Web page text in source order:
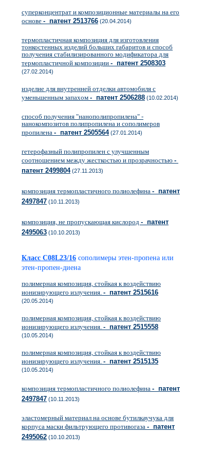
суперконцентрат и композиционные материалы на его
основе - патент 2513766 (20.04.2014)
термопластичная композиция для изготовления
тонкостенных изделий больших габаритов и способ
получения стабилизированного модификатора для
термопластичной композиции - патент 2508303
(27.02.2014)
изделие для внутренней отделки автомобиля с
уменьшенным запахом - патент 2506288 (10.02.2014)
способ получения "нанополипропилена" -
нанокомпозитов полипропилена и сополимеров
пропилена - патент 2505564(27.01.2014)
гетерофазный полипропилен с улучшенным
соотношением между жесткостью и прозрачностью -
патент 2499804(27.11.2013)
композиция термопластичного полиолефина - патент
2497847 (10.11.2013)
композиция, не пропускающая кислород - патент
2495063 (10.10.2013)
Класс C08L23/16 сополимеры этен-пропена или
этен-пропен-диена
полимерная композиция, стойкая к воздействию
ионизирующего излучения. - патент 2515616
(20.05.2014)
полимерная композиция, стойкая к воздействию
ионизирующего излучения. - патент 2515558
(10.05.2014)
полимерная композиция, стойкая к воздействию
ионизирующего излучения. - патент 2515135
(10.05.2014)
композиция термопластичного полиолефина - патент
2497847 (10.11.2013)
эластомерный материал на основе бутилкаучука для
корпуса маски фильтрующего противогаза - патент
2495062 (10.10.2013)